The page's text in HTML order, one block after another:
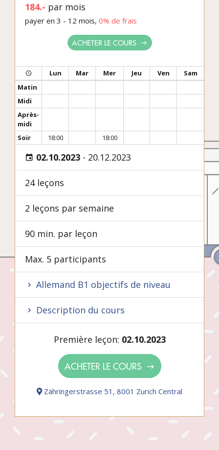
184.- par mois
payer en 3 - 12 mois, 0% de frais
ACHETER LE COURS
Lun Mar Mer Jeu Ven
Sam
Matin
Midi
Après-
midi
Soir
18:00 18:00
02.10.2023 - 20.12.2023
24 leçons
2 leçons par semaine
90 min. par leçon
Max. 5 participants
Allemand B1 objectifs de niveau
Description du cours
Première leçon: 02.10.2023
ACHETER LE COURS
Zähringerstrasse 51, 8001 Zurich Central